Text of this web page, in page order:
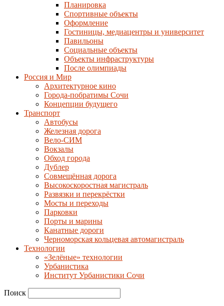
Планировка
Спортивные объекты
Оформление
Гостиницы, медиацентры и университет
Павильоны
Социальные объекты
Объекты инфраструктуры
После олимпиады
Россия и Мир
Архитектурное кино
Города-побратимы Сочи
Концепции будущего
Транспорт
Автобусы
Железная дорога
Вело-СИМ
Вокзалы
Обход города
Дублер
Совмещённая дорога
Высокоскоростная магистраль
Развязки и перекрёстки
Мосты и переходы
Парковки
Порты и марины
Канатные дороги
Черноморская кольцевая автомагистраль
Технологии
«Зелёные» технологии
Урбанистика
Институт Урбанистики Сочи
Поиск